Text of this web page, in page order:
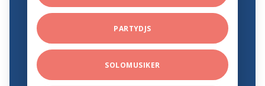
PARTYDJS
SOLOMUSIKER